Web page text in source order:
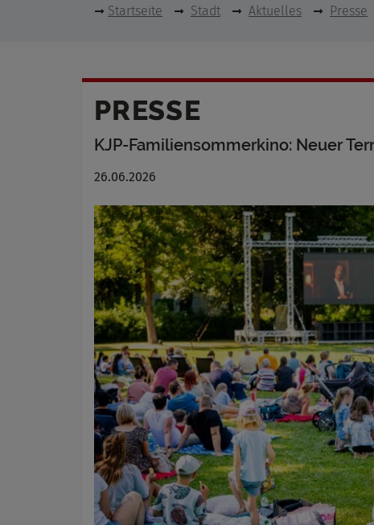
Startseite Stadt Aktuelles Presse
PRESSE
KJP-Familiensommerkino: Neuer
26.06.2026